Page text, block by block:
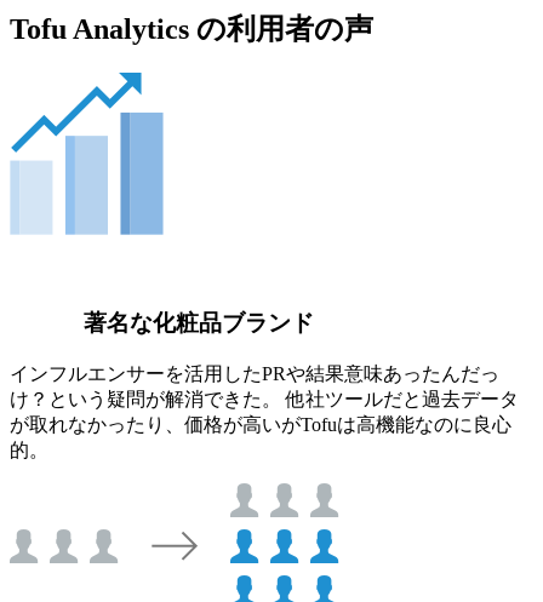
Tofu Analytics の利用者の声
著名な化粧品ブランド
インフルエンサーを活用したPRや結果意味あったんだっ
け？という疑問が解消できた。 他社ツールだと過去データ
が取れなかったり、価格が高いがTofuは高機能なのに良心
的。